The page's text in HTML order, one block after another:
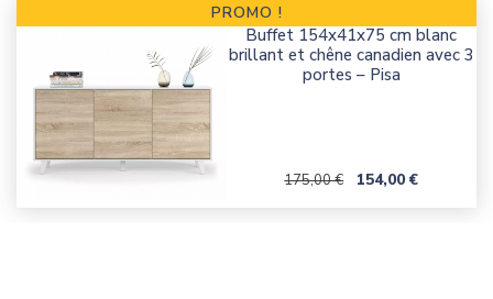
Buffet 154x41x75 cm blanc
brillant et chêne canadien avec 3
portes – Pisa
Prix de base
175,00 € Prix
154,00 €
PROMO !